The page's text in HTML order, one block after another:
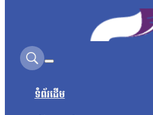
Search on this site
ទំព័រដើម